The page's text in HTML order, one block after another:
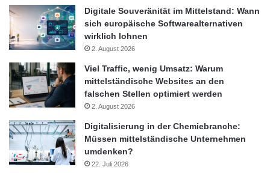
platziert werden, eine Alternative zur Verfügung. Das
Unternehmen muss weder ein externes Rating einholen, noch
Zeit und Kosten für Dokumentations- und Publizitätspflichten
einplanen.
Das Problem mit der Digitalisierung
Mittelständler investieren vorsichtiger. Das Jahr 2008 hat
gezeigt, dass unvorhergesehen Ereignisse jederzeit eintreten
können. Während die Eigenkapitalquoten vor zehn Jahren noch
zwischen 25 Prozent und 30 Prozent ausmachten, liegen sie
Digitale Souveränität im Mittelstand: Wann
sich europäische Softwarealternativen
wirklich lohnen
2. August 2026
Viel Traffic, wenig Umsatz: Warum
mittelständische Websites an den
falschen Stellen optimiert werden
2. August 2026
Digitalisierung in der Chemiebranche:
Müssen mittelständische Unternehmen
umdenken?
22. Juli 2026